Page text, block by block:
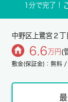
1分で完了！
中野区上鷺宮２
6.6 万円 (
敷金(保証金)：無料 /